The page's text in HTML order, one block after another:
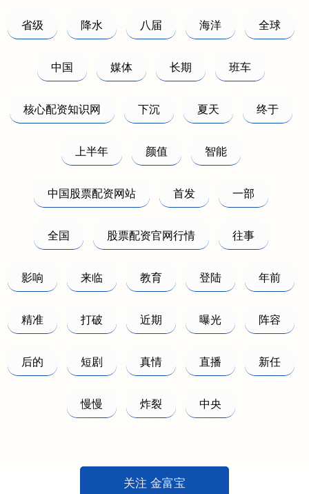
省级 降水 八届 海洋 全球
中国 媒体 长期 班车
核心配资知识网 下沉 夏天 终于
上半年 颜值 智能
中国股票配资网站 首发 一部
全国 股票配资官网行情 往事
影响 来临 教育 登陆 年前
精准 打破 近期 曝光 阵容
后的 短剧 真情 直播 新任
慢慢 炸裂 中央
关注 金富宝